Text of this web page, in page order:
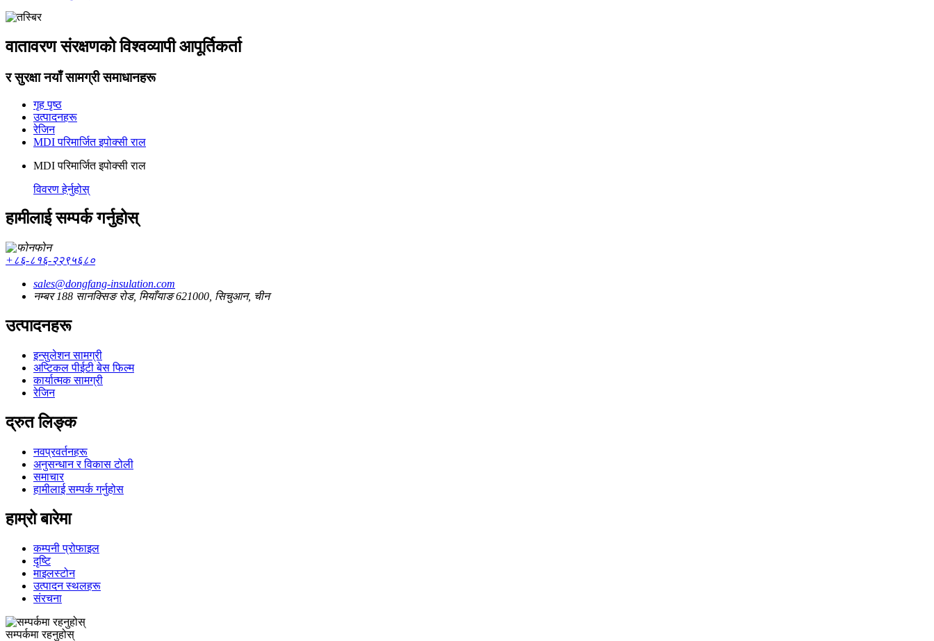
वातावरण संरक्षणको विश्वव्यापी आपूर्तिकर्ता
र सुरक्षा नयाँ सामग्री समाधानहरू
गृह पृष्ठ
उत्पादनहरू
रेजिन
MDI परिमार्जित इपोक्सी राल
MDI परिमार्जित इपोक्सी राल
विवरण हेर्नुहोस्
हामीलाई सम्पर्क गर्नुहोस्
फोन
+८६-८१६-२२९५६८०
sales@dongfang-insulation.com
नम्बर 188 सानक्सिङ रोड, मियाँयाङ 621000, सिचुआन, चीन
उत्पादनहरू
इन्सुलेशन सामग्री
अप्टिकल पीईटी बेस फिल्म
कार्यात्मक सामग्री
रेजिन
द्रुत लिङ्क
नवप्रवर्तनहरू
अनुसन्धान र विकास टोली
समाचार
हामीलाई सम्पर्क गर्नुहोस
हाम्रो बारेमा
कम्पनी प्रोफाइल
दृष्टि
माइलस्टोन
उत्पादन स्थलहरू
संरचना
सम्पर्कमा रहनुहोस्